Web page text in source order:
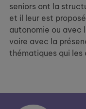
seniors ont la
et il leur est
autonomie ou avec
voire avec la
thématiques qui les